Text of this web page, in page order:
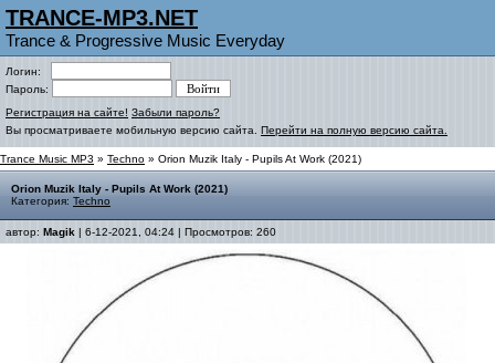
TRANCE-MP3.NET
Trance & Progressive Music Everyday
Логин:
Пароль:
Регистрация на сайте! Забыли пароль?
Вы просматриваете мобильную версию сайта. Перейти на полную версию сайта.
Trance Music MP3 » Techno » Orion Muzik Italy - Pupils At Work (2021)
Orion Muzik Italy - Pupils At Work (2021)
Категория: Techno
автор: Magik | 6-12-2021, 04:24 | Просмотров: 260